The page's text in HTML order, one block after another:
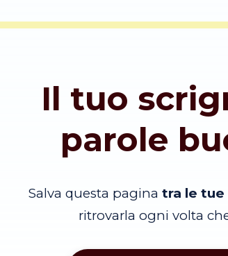
Il tuo
parole
Salva questa pagina tra le
ritrovarla ogni volta